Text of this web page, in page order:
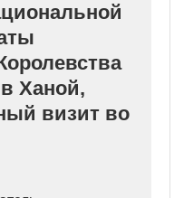
Ханой,
визит во